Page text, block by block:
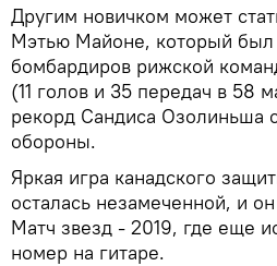
Другим новичком может
Мэтью Майоне, который
бомбардиров рижской
(11 голов и 35 передач в 58
рекорд Сандиса Озолиньша
обороны.
Яркая игра канадского
осталась незамеченной, и
Матч звезд - 2019, где еще
номер на гитаре.